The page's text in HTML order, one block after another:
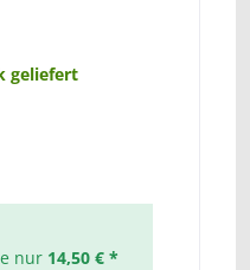
geliefert
nur 14,50 € *